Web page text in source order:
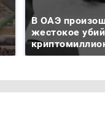
В ОАЭ
жестокое